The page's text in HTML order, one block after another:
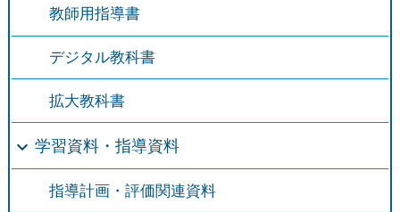
教師用指導書
デジタル教科書
拡大教科書
学習資料・指導資料
指導計画・評価関連資料